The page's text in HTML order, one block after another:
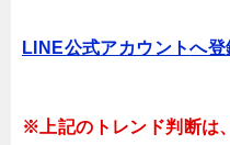
LINE公式アカウントへ登
※上記のトレンド判断は